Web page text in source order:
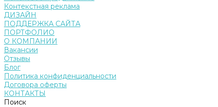
Контекстная реклама
ДИЗАЙН
ПОДДЕРЖКА САЙТА
ПОРТФОЛИО
О КОМПАНИИ
Вакансии
Отзывы
Блог
Политика конфиденциальности
Договора оферты
КОНТАКТЫ
Поиск